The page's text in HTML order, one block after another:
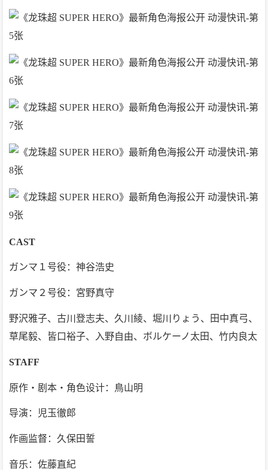
CAST
ガンマ１号役：神谷浩史
ガンマ２号役：宮野真守
野沢雅子、古川登志夫、久川綾、堀川りょう、田中真弓、
草尾毅、皆口裕子、入野自由、ボルケーノ太田、竹内良太
STAFF
原作・剧本・角色设计：鳥山明
导演：児玉徹郎
作画监督：久保田誓
音乐：佐藤直紀